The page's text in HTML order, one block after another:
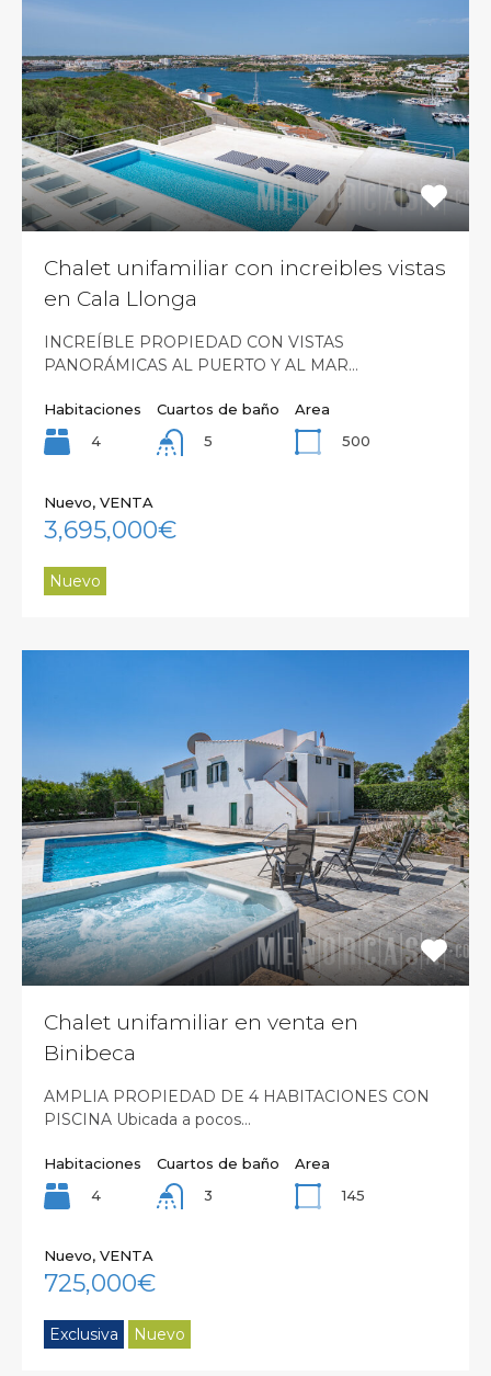
Chalet unifamiliar con increibles vistas
en Cala Llonga
INCREÍBLE PROPIEDAD CON VISTAS
PANORÁMICAS AL PUERTO Y AL MAR…
Habitaciones
4
Cuartos de baño
5
Area
500
Nuevo, VENTA
3,695,000€
Nuevo
Chalet unifamiliar en venta en
Binibeca
AMPLIA PROPIEDAD DE 4 HABITACIONES CON
PISCINA Ubicada a pocos…
Habitaciones
4
Cuartos de baño
3
Area
145
Nuevo, VENTA
725,000€
Exclusiva Nuevo